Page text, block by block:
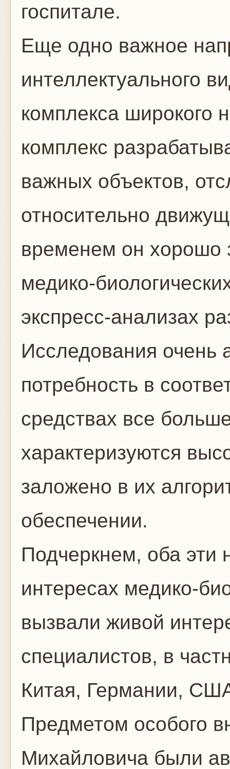
госпитале.
Еще одно важное
интеллектуального
комплекса широкого
комплекс
важных объектов,
относительно
временем он хорошо
медико-
экспресс-анализах
Исследования очень
потребность в
средствах все
характеризуются
заложено в их
обеспечении.
Подчеркнем, оба эти
интересах медико-
вызвали живой
специалистов, в
Китая, Германии,
Предметом особого
Михайловича были